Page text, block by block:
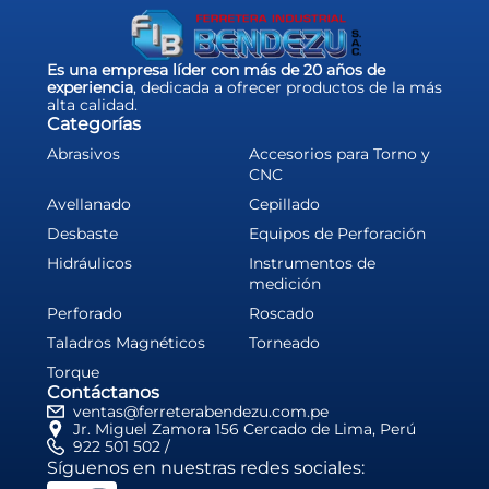
Es una empresa líder con más de 20 años de
experiencia, dedicada a ofrecer productos de la más
alta calidad.
Categorías
Abrasivos
Accesorios para Torno y
CNC
Avellanado
Cepillado
Desbaste
Equipos de Perforación
Hidráulicos
Instrumentos de
medición
Perforado
Roscado
Taladros Magnéticos
Torneado
Torque
Contáctanos
ventas@ferreterabendezu.com.pe
922 501 502 /
Jr. Miguel Zamora 156 Cercado de Lima, Perú
Síguenos en nuestras redes sociales: